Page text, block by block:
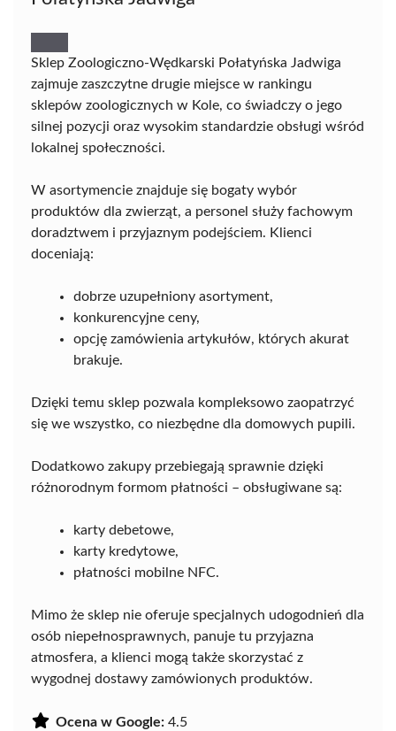
Sklep Zoologiczno-Wędkarski Połatyńska Jadwiga
zajmuje zaszczytne drugie miejsce w rankingu
sklepów zoologicznych w Kole, co świadczy o jego
silnej pozycji oraz wysokim standardzie obsługi wśród
lokalnej społeczności.
W asortymencie znajduje się bogaty wybór
produktów dla zwierząt, a personel służy fachowym
doradztwem i przyjaznym podejściem. Klienci
doceniają:
dobrze uzupełniony asortyment,
konkurencyjne ceny,
opcję zamówienia artykułów, których akurat
brakuje.
Dzięki temu sklep pozwala kompleksowo zaopatrzyć
się we wszystko, co niezbędne dla domowych pupili.
Dodatkowo zakupy przebiegają sprawnie dzięki
różnorodnym formom płatności – obsługiwane są:
karty debetowe,
karty kredytowe,
płatności mobilne NFC.
Mimo że sklep nie oferuje specjalnych udogodnień dla
osób niepełnosprawnych, panuje tu przyjazna
atmosfera, a klienci mogą także skorzystać z
wygodnej dostawy zamówionych produktów.
Ocena w Google: 4.5